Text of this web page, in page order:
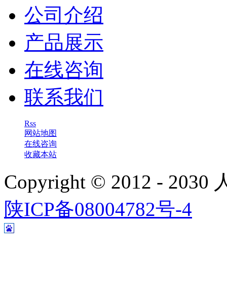
公司介绍
产品展示
在线咨询
联系我们
Rss
网站地图
在线咨询
收藏本站
Copyright © 2012 - 2030
陕ICP备08004782号-4